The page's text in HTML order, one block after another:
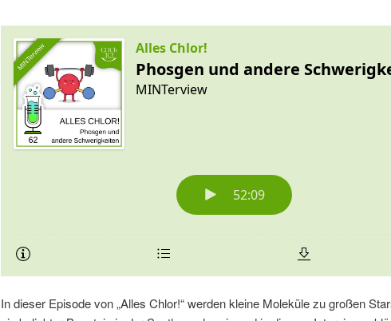
In dieser Episode von „Alles Chlor!“ werden kleine Moleküle zu großen